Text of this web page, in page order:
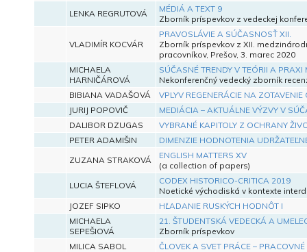
LENKA REGRUTOVÁ
MÉDIÁ A TEXT 9
Zborník príspevkov z vedeckej
VLADIMÍR KOCVÁR
PRAVOSLÁVIE A SÚČASNOSŤ XII.
Zborník príspevkov z XII.
pracovníkov, Prešov, 3. marec 2020
MICHAELA
HARNIČÁROVÁ
SÚČASNÉ TRENDY V TEÓRII A
Nekonferenčný vedecký zborník
BIBIANA VADAŠOVÁ
VPLYV REGENERÁCIE NA
JURIJ POPOVIČ
MEDIÁCIA – AKTUÁLNE VÝZVY V
DALIBOR DZUGAS
VYBRANÉ KAPITOLY Z OCHRANY
PETER ADAMIŠIN
DIMENZIE HODNOTENIA
ZUZANA STRAKOVÁ
ENGLISH MATTERS XV
(a collection of papers)
LUCIA ŠTEFLOVÁ
CODEX HISTORICO-CRITICA 2019
Noetické východiská v kontexte
JOZEF SIPKO
HĽADANIE RUSKÝCH HODNÔT I
MICHAELA
SEPEŠIOVÁ
21. ŠTUDENTSKÁ VEDECKÁ A
Zborník príspevkov
MILICA SABOL
ČLOVEK A SVET PRÁCE –